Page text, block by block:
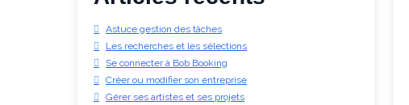
Astuce gestion des tâches
Les recherches et les sélections
Se connecter à Bob Booking
Créer ou modifier son entreprise
Gérer ses artistes et ses projets